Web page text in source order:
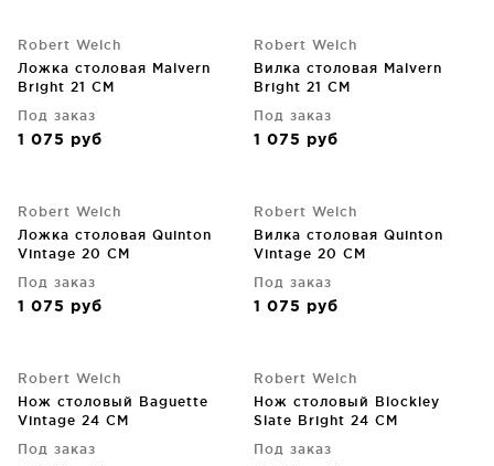
Robert Welch
Ложка столовая Malvern
Bright 21 CM
Под заказ
1 075 руб
Robert Welch
Вилка столовая Malvern
Bright 21 CM
Под заказ
1 075 руб
Robert Welch
Ложка столовая Quinton
Vintage 20 CM
Под заказ
1 075 руб
Robert Welch
Вилка столовая Quinton
Vintage 20 CM
Под заказ
1 075 руб
Robert Welch
Нож столовый Baguette
Vintage 24 CM
Под заказ
Robert Welch
Нож столовый Blockley
Slate Bright 24 CM
Под заказ